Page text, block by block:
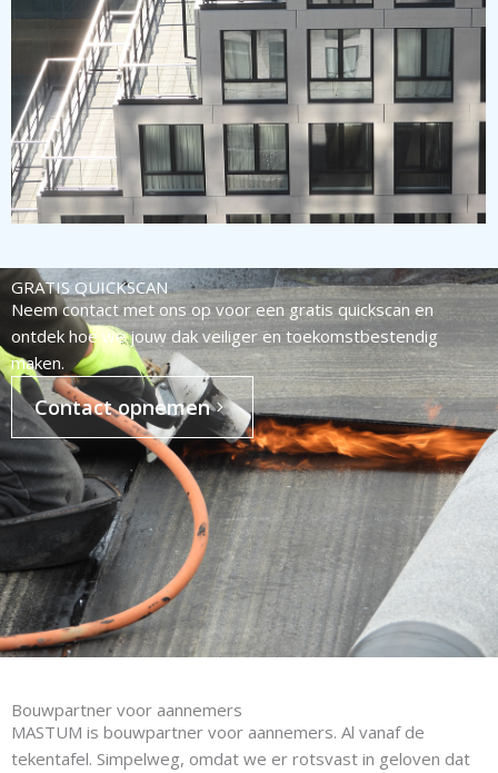
GRATIS QUICKSCAN
Neem contact met ons op voor een gratis quickscan en
ontdek hoe we jouw dak veiliger en toekomstbestendig
maken.
Contact opnemen
Bouwpartner voor aannemers
MASTUM is bouwpartner voor aannemers. Al vanaf de
tekentafel. Simpelweg, omdat we er rotsvast in geloven dat